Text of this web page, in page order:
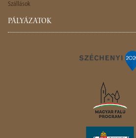
Szállások
PÁLYÁZATOK